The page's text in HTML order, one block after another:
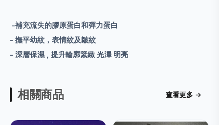
-補充流失的膠原蛋白和彈力蛋白
- 撫平幼紋，表情紋及皺紋
- 深層保濕, 提升輪廓緊緻 光澤 明亮
相關商品 查看更多 →